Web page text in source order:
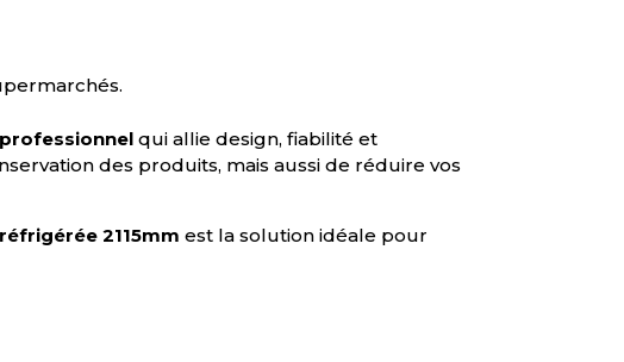
qui allie design, fiabilité et
des produits, mais aussi de réduire vos
2115mm est la solution idéale pour